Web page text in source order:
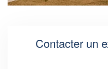
Contacter un